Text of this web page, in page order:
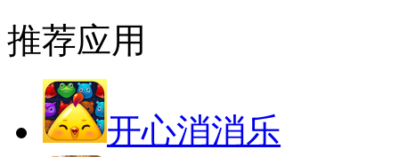
推荐应用
开心消消乐